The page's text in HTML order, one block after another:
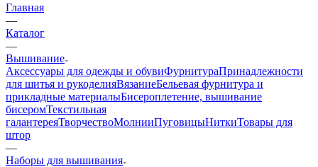
Главная
—
Каталог
—
Вышивание
Аксессуары для одежды и обувиФурнитураПринадлежности
для шитья и рукоделияВязаниеБельевая фурнитура и
прикладные материалыБисероплетение, вышивание
бисеромТекстильная
галантереяТворчествоМолнииПуговицыНиткиТовары для
штор
—
Наборы для вышивания